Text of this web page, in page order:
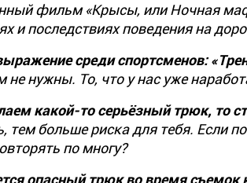
фильм «Крысы, или Ночная
и последствиях поведения на
среди спортсменов:
не нужны. То, что у нас уже
какой-то серьёзный трюк, то
тем больше риска для тебя. Если
по многу?
опасный трюк во время съемок